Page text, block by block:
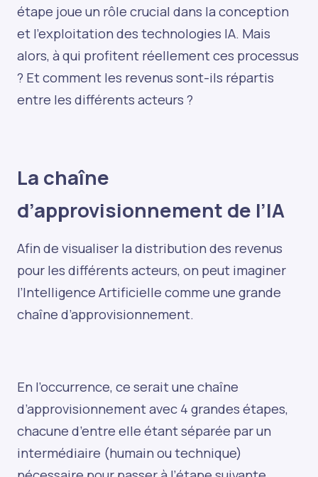
étape joue un rôle crucial dans la conception
et l'exploitation des technologies IA. Mais
alors, à qui profitent réellement ces processus
? Et comment les revenus sont-ils répartis
entre les différents acteurs ?
La chaîne
d’approvisionnement de l’IA
Afin de visualiser la distribution des revenus
pour les différents acteurs, on peut imaginer
l’Intelligence Artificielle comme une grande
chaîne d’approvisionnement.
En l’occurrence, ce serait une chaîne
d’approvisionnement avec 4 grandes étapes,
chacune d’entre elle étant séparée par un
intermédiaire (humain ou technique)